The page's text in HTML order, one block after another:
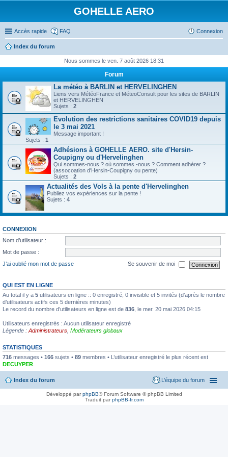
GOHELLE AERO
Accès rapide FAQ Connexion
Index du forum
Nous sommes le ven. 7 août 2026 18:31
Forum
La météo à BARLIN et HERVELINGHEN
Liens vers MétéoFrance et MéteoConsult pour les sites de BARLIN
et HERVELINGHEN
Sujets : 2
Evolution des restrictions sanitaires COVID19 depuis
le 3 mai 2021
Message important !
Sujets : 1
Adhésions à GOHELLE AERO. site d'Hersin-
Coupigny ou d'Hervelinghen
Qui sommes-nous ? où sommes -nous ? Comment adhérer ?
(assocoation d'Hersin-Coupigny ou pente)
Sujets : 2
Actualités des Vols à la pente d'Hervelinghen
Publiez vos expériences sur la pente !
Sujets : 4
CONNEXION
Nom d’utilisateur :
Mot de passe :
J’ai oublié mon mot de passe
Se souvenir de moi
QUI EST EN LIGNE
Au total il y a 5 utilisateurs en ligne :: 0 enregistré, 0 invisible et 5 invités (d’après le nombre
d’utilisateurs actifs ces 5 dernières minutes)
Le record du nombre d’utilisateurs en ligne est de 836 , le mer. 20 mai 2026 04:15
Utilisateurs enregistrés : Aucun utilisateur enregistré
Légende : Administrateurs Modérateurs globaux
STATISTIQUES
716 messages • 166 sujets • 89 membres • L’utilisateur enregistré le plus récent est
DECUYPER
Index du forum L’équipe du forum
Développé parphpBB® Forum Software © phpBB Limited
Traduit parphpBB-fr.com